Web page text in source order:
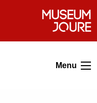
Menu